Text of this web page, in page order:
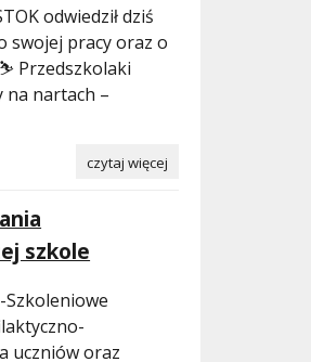
odwiedził dziś
swojej pracy oraz o
Przedszkolaki
na nartach –
czytaj więcej
szkole
Szkoleniowe
uczniów oraz